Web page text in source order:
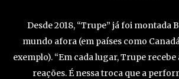
Desde 2018, “Trupe” já foi montada
mundo afora (em países como
exemplo). “Em cada lugar, Trupe recebe
reações. É nessa troca que a